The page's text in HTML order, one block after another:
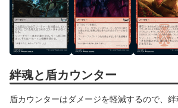
絆魂と盾カウンター
盾カウンターはダメージを軽減するので、